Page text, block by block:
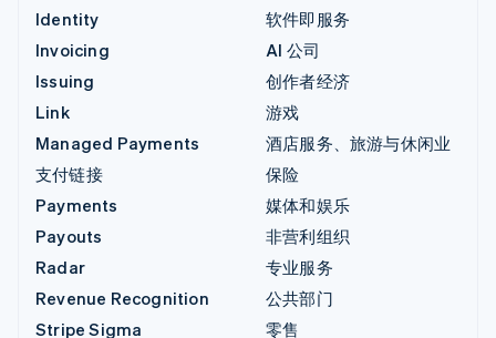
Identity
Invoicing
Issuing
Link
Managed Payments
支付链接
Payments
Payouts
Radar
Revenue Recognition
Stripe Sigma
软件即服务
AI 公司
创作者经济
游戏
酒店服务、旅游与休闲业
保险
媒体和娱乐
非营利组织
专业服务
公共部门
零售